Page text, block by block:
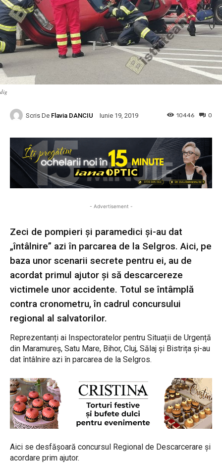
dig
Scris De Flavia DANCIU Iunie 19, 2019 0
10446
- Advertisement -
Zeci de pompieri și paramedici și-au dat
„întâlnire” azi în parcarea de la Selgros. Aici, pe
baza unor scenarii secrete pentru ei, au de
acordat primul ajutor și să descarcereze
victimele unor accidente. Totul se întâmplă
contra cronometru, în cadrul concursului
regional al salvatorilor.
Reprezentanți ai Inspectoratelor pentru Situații de Urgență
din Maramureș, Satu Mare, Bihor, Cluj, Sălaj și Bistrița și-au
dat întâlnire azi în parcarea de la Selgros.
Aici se desfășoară concursul Regional de Descarcerare și
acordare prim ajutor.